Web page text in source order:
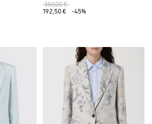
350,00 €
192,50 €
-45%